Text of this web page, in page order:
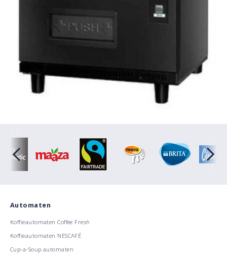
Automaten
Koffieautomaten Coffee Fresh
Koffieautomaten NESCAFÉ
Cup-a-Soup automaten